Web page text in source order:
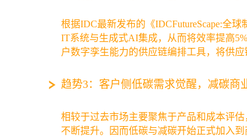
根据IDC最新发布的《IDCFutureScape:全
IT系统与生成式AI集成，从而将效率提高
户数字孪生能力的供应链编排工具，将供应
趋势3：客户侧低碳需求觉醒，减碳商
相较于过去市场主要聚焦于产品和成本评
不断提升。因而低碳与减碳开始正式加入